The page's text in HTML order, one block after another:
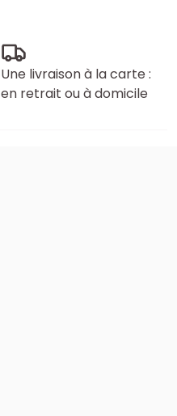
Une livraison à la carte :
en retrait ou à domicile